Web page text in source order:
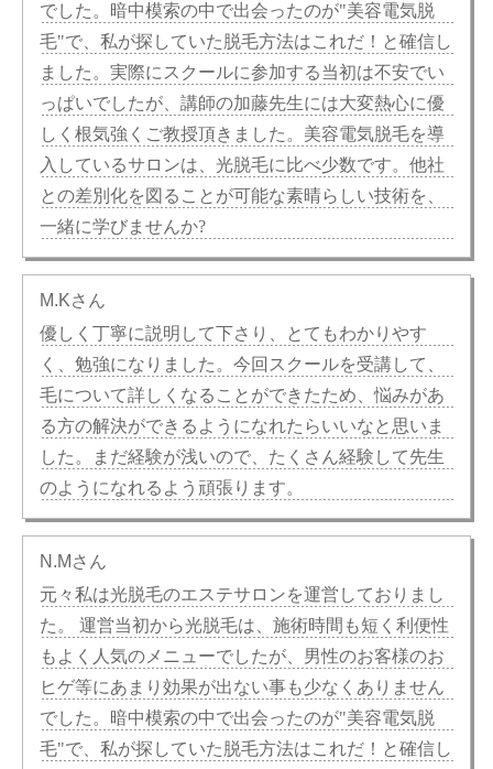
でした。暗中模索の中で出会ったのが"美容電気脱
毛"で、私が探していた脱毛方法はこれだ！と確信し
ました。実際にスクールに参加する当初は不安でい
っぱいでしたが、講師の加藤先生には大変熱心に優
しく根気強くご教授頂きました。美容電気脱毛を導
入しているサロンは、光脱毛に比べ少数です。他社
との差別化を図ることが可能な素晴らしい技術を、
一緒に学びませんか?
M.Kさん
優しく丁寧に説明して下さり、とてもわかりやす
く、勉強になりました。今回スクールを受講して、
毛について詳しくなることができたため、悩みがあ
る方の解決ができるようになれたらいいなと思いま
した。まだ経験が浅いので、たくさん経験して先生
のようになれるよう頑張ります。
N.Mさん
元々私は光脱毛のエステサロンを運営しておりまし
た。 運営当初から光脱毛は、施術時間も短く利便性
もよく人気のメニューでしたが、男性のお客様のお
ヒゲ等にあまり効果が出ない事も少なくありません
でした。暗中模索の中で出会ったのが"美容電気脱
毛"で、私が探していた脱毛方法はこれだ！と確信し